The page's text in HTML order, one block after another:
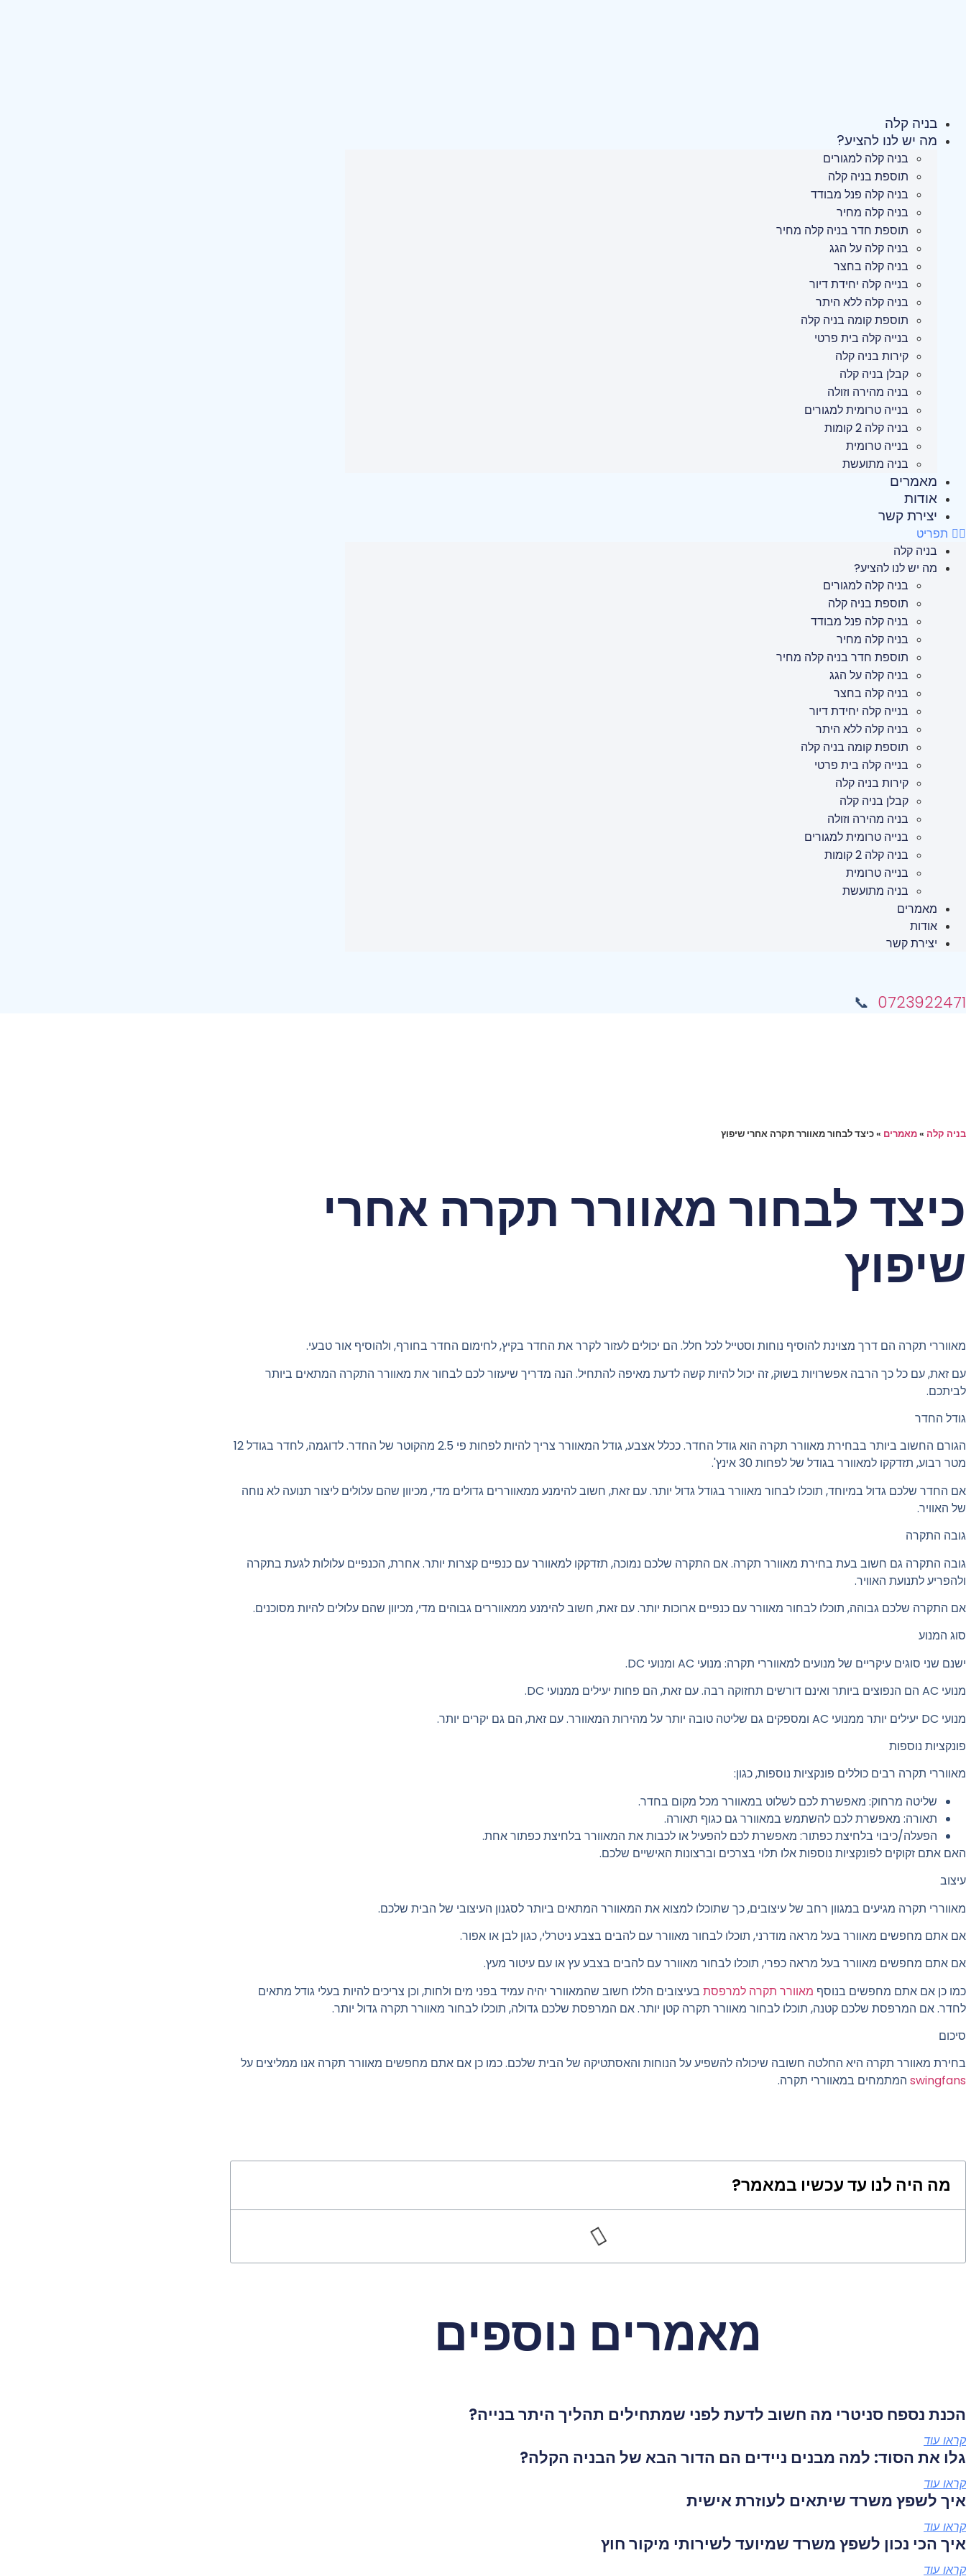
בניה קלה
מה יש לנו להציע?
בניה קלה למגורים
תוספת בניה קלה
בניה קלה פנל מבודד
בניה קלה מחיר
תוספת חדר בניה קלה מחיר
בניה קלה על הגג
בניה קלה בחצר
בנייה קלה יחידת דיור
בניה קלה ללא היתר
תוספת קומה בניה קלה
בנייה קלה בית פרטי
קירות בניה קלה
קבלן בניה קלה
בניה מהירה וזולה
בנייה טרומית למגורים
בניה קלה 2 קומות
בנייה טרומית
בניה מתועשת
מאמרים
אודות
יצירת קשר
תפריט
בניה קלה
מה יש לנו להציע?
בניה קלה למגורים
תוספת בניה קלה
בניה קלה פנל מבודד
בניה קלה מחיר
תוספת חדר בניה קלה מחיר
בניה קלה על הגג
בניה קלה בחצר
בנייה קלה יחידת דיור
בניה קלה ללא היתר
תוספת קומה בניה קלה
בנייה קלה בית פרטי
קירות בניה קלה
קבלן בניה קלה
בניה מהירה וזולה
בנייה טרומית למגורים
בניה קלה 2 קומות
בנייה טרומית
בניה מתועשת
מאמרים
אודות
יצירת קשר
0723922471
📞
בניה קלה »מאמרים »כיצד לבחור מאוורר תקרה אחרי שיפוץ
כיצד לבחור מאוורר תקרה אחרי
שיפוץ
מאווררי תקרה הם דרך מצוינת להוסיף נוחות וסטייל לכל חלל. הם יכולים לעזור לקרר את החדר בקיץ, לחימום החדר בחורף, ולהוסיף אור טבעי.
עם זאת, עם כל כך הרבה אפשרויות בשוק, זה יכול להיות קשה לדעת מאיפה להתחיל. הנה מדריך שיעזור לכם לבחור את מאוורר התקרה המתאים ביותר
לביתכם.
גודל החדר
הגורם החשוב ביותר בבחירת מאוורר תקרה הוא גודל החדר. ככלל אצבע, גודל המאוורר צריך להיות לפחות פי 2.5 מהקוטר של החדר. לדוגמה, לחדר בגודל 12
מטר רבוע, תזדקקו למאוורר בגודל של לפחות 30 אינץ'.
אם החדר שלכם גדול במיוחד, תוכלו לבחור מאוורר בגודל גדול יותר. עם זאת, חשוב להימנע ממאווררים גדולים מדי, מכיוון שהם עלולים ליצור תנועה לא נוחה
של האוויר.
גובה התקרה
גובה התקרה גם חשוב בעת בחירת מאוורר תקרה. אם התקרה שלכם נמוכה, תזדקקו למאוורר עם כנפיים קצרות יותר. אחרת, הכנפיים עלולות לגעת בתקרה
ולהפריע לתנועת האוויר.
אם התקרה שלכם גבוהה, תוכלו לבחור מאוורר עם כנפיים ארוכות יותר. עם זאת, חשוב להימנע ממאווררים גבוהים מדי, מכיוון שהם עלולים להיות מסוכנים.
סוג המנוע
ישנם שני סוגים עיקריים של מנועים למאווררי תקרה: מנועי AC ומנועי DC.
מנועי AC הם הנפוצים ביותר ואינם דורשים תחזוקה רבה. עם זאת, הם פחות יעילים ממנועי DC.
מנועי DC יעילים יותר ממנועי AC ומספקים גם שליטה טובה יותר על מהירות המאוורר. עם זאת, הם גם יקרים יותר.
פונקציות נוספות
מאווררי תקרה רבים כוללים פונקציות נוספות, כגון:
שליטה מרחוק: מאפשרת לכם לשלוט במאוורר מכל מקום בחדר.
תאורה: מאפשרת לכם להשתמש במאוורר גם כגוף תאורה.
הפעלה/כיבוי בלחיצת כפתור: מאפשרת לכם להפעיל או לכבות את המאוורר בלחיצת כפתור אחת.
האם אתם זקוקים לפונקציות נוספות אלו תלוי בצרכים וברצונות האישיים שלכם.
עיצוב
מאווררי תקרה מגיעים במגוון רחב של עיצובים, כך שתוכלו למצוא את המאוורר המתאים ביותר לסגנון העיצובי של הבית שלכם.
אם אתם מחפשים מאוורר בעל מראה מודרני, תוכלו לבחור מאוורר עם להבים בצבע ניטרלי, כגון לבן או אפור.
אם אתם מחפשים מאוורר בעל מראה כפרי, תוכלו לבחור מאוורר עם להבים בצבע עץ או עם עיטור מעץ.
כמו כן אם אתם מחפשים בנוסף מאוורר תקרה למרפסת בעיצובים הללו חשוב שהמאוורר יהיה עמיד בפני מים ולחות, וכן צריכים להיות בעלי גודל מתאים
לחדר. אם המרפסת שלכם קטנה, תוכלו לבחור מאוורר תקרה קטן יותר. אם המרפסת שלכם גדולה, תוכלו לבחור מאוורר תקרה גדול יותר.
סיכום
בחירת מאוורר תקרה היא החלטה חשובה שיכולה להשפיע על הנוחות והאסתטיקה של הבית שלכם. כמו כן אם אתם מחפשים מאוורר תקרה אנו ממליצים על
swingfans המתמחים במאווררי תקרה.
מה היה לנו עד עכשיו במאמר?
מאמרים נוספים
הכנת נספח סניטרי מה חשוב לדעת לפני שמתחילים תהליך היתר בנייה?
קראו עוד
גלו את הסוד: למה מבנים ניידים הם הדור הבא של הבניה הקלה?
קראו עוד
איך לשפץ משרד שיתאים לעוזרת אישית
קראו עוד
איך הכי נכון לשפץ משרד שמיועד לשירותי מיקור חוץ
קראו עוד